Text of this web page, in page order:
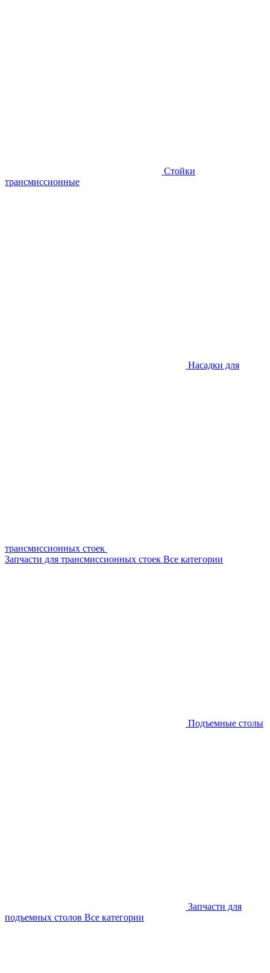
Стойки
трансмиссионные
Насадки для
трансмиссионных стоек
Запчасти для трансмиссионных стоек Все категории
Подъемные столы
Запчасти для
подъемных столов Все категории